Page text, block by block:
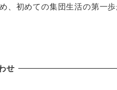
、初めての集団生活の第一
せ